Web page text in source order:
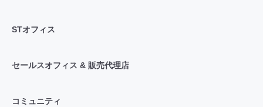
STオフィス
セールスオフィス & 販売代理店
コミュニティ